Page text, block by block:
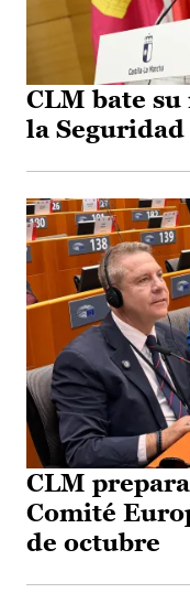
CLM bate
la Seguridad
CLM
Comité
de octubre